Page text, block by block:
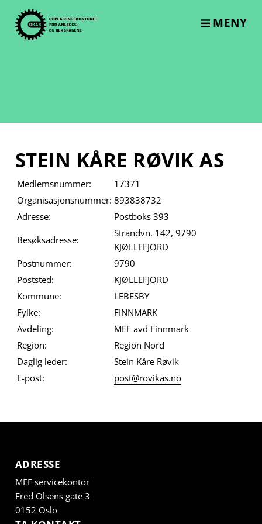
content
MENY
STEIN KÅRE RØVIK AS
Medlemsnummer:
17371
Organisasjonsnummer: 893838732
Adresse:
Postboks 393
Besøksadresse:
Strandvn. 142, 9790
KJØLLEFJORD
Postnummer:
9790
Poststed:
KJØLLEFJORD
Kommune:
LEBESBY
Fylke:
FINNMARK
Avdeling:
MEF avd Finnmark
Region:
Region Nord
Daglig leder:
Stein Kåre Røvik
E-post:
post@rovikas.no
ADRESSE
MEF servicekontor
Fred Olsens gate 3
0152 Oslo